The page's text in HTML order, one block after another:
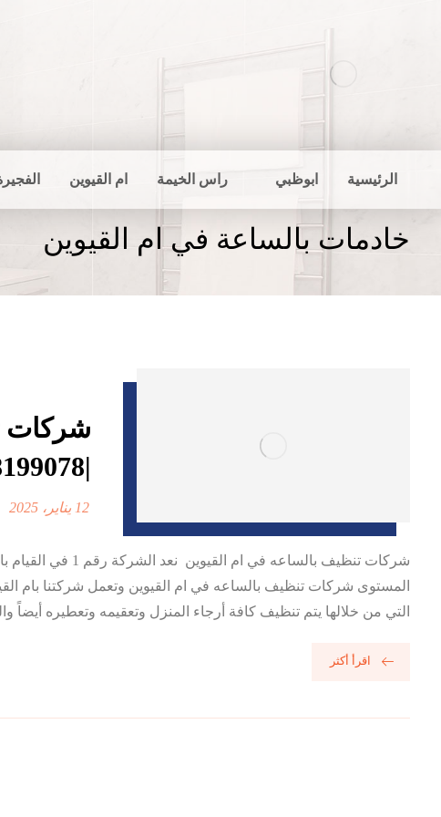
الرئيسية ابوظبي راس الخيمة ام القيوين
خادمات بالساعة في ام القيوين
شركات
|0568199078| خادمات بالساعة
12 يناير، 2025
شركات تنظيف
المستوى شركات تنظيف بالساعه في ام القيوين وتعمل شركتنا بام
التي من خلالها يتم تنظيف كافة أرجاء المنزل وتعقيمه وتعطيره أيضاً
اقرأ أكثر